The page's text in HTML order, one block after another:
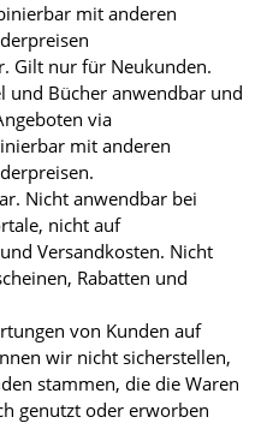
mit anderen
Gilt nur für Neukunden.
und Bücher anwendbar und
via
mit anderen
Nicht anwendbar bei
nicht auf
Versandkosten. Nicht
Rabatten und
von Kunden auf
wir nicht sicherstellen,
stammen, die die Waren
genutzt oder erworben